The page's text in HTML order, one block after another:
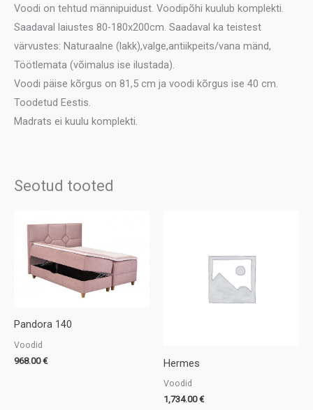
Voodi on tehtud männipuidust. Voodipõhi kuulub komplekti.
Saadaval laiustes 80-180x200cm. Saadaval ka teistest
värvustes: Naturaalne (lakk),valge,antiikpeits/vana mänd,
Töötlemata (võimalus ise ilustada).
Voodi päise kõrgus on 81,5 cm ja voodi kõrgus ise 40 cm.
Toodetud Eestis.
Madrats ei kuulu komplekti.
Seotud tooted
Pandora 140
Voodid
968.00€ Hermes
Voodid
1,734.00€